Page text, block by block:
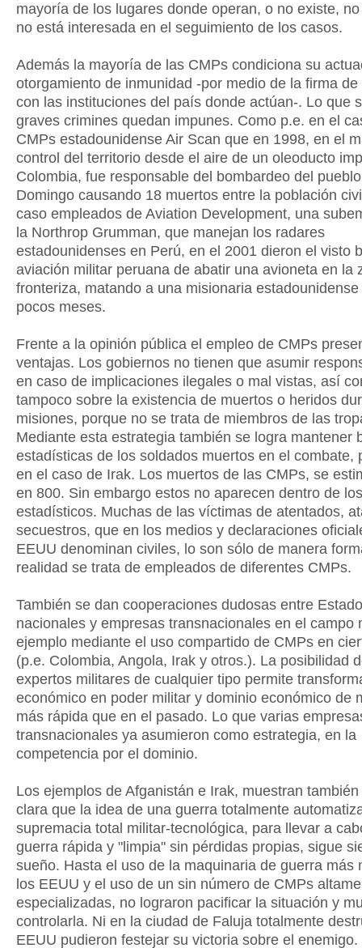
mayoría de los lugares donde operan, o no existe,
no está interesada en el seguimiento de los casos.
Además la mayoría de las CMPs condiciona su
otorgamiento de inmunidad -por medio de la firma de
con las instituciones del país donde actúan-. Lo que
graves crimines quedan impunes. Como p.e. en el
CMPs estadounidense Air Scan que en 1998, en el
control del territorio desde el aire de un oleoducto
Colombia, fue responsable del bombardeo del
Domingo causando 18 muertos entre la población
caso empleados de Aviation Development, una
la Northrop Grumman, que manejan los radares
estadounidenses en Perú, en el 2001 dieron el visto
aviación militar peruana de abatir una avioneta en la
fronteriza, matando a una misionaria
pocos meses.
Frente a la opinión pública el empleo de CMPs
ventajas. Los gobiernos no tienen que asumir
en caso de implicaciones ilegales o mal vistas, así
tampoco sobre la existencia de muertos o heridos
misiones, porque no se trata de miembros de las
Mediante esta estrategia también se logra mantener
estadísticas de los soldados muertos en el combate,
en el caso de Irak. Los muertos de las CMPs, se
en 800. Sin embargo estos no aparecen dentro de
estadísticos. Muchas de las víctimas de atentados,
secuestros, que en los medios y declaraciones
EEUU denominan civiles, lo son sólo de manera
realidad se trata de empleados de diferentes CMPs.
También se dan cooperaciones dudosas entre
nacionales y empresas transnacionales en el campo
ejemplo mediante el uso compartido de CMPs en
(p.e. Colombia, Angola, Irak y otros.). La posibilidad
expertos militares de cualquier tipo permite
económico en poder militar y dominio económico de
más rápida que en el pasado. Lo que varias
transnacionales ya asumieron como estrategia, en la
competencia por el dominio.
Los ejemplos de Afganistán e Irak, muestran
clara que la idea de una guerra totalmente
supremacia total militar-tecnológica, para llevar a
guerra rápida y "limpia" sin pérdidas propias, sigue
sueño. Hasta el uso de la maquinaria de guerra más
los EEUU y el uso de un sin número de CMPs
especializadas, no lograron pacificar la situación y
controlarla. Ni en la ciudad de Faluja totalmente
EEUU pudieron festejar su victoria sobre el enemigo.